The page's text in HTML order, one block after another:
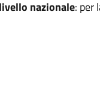
nazionale: per